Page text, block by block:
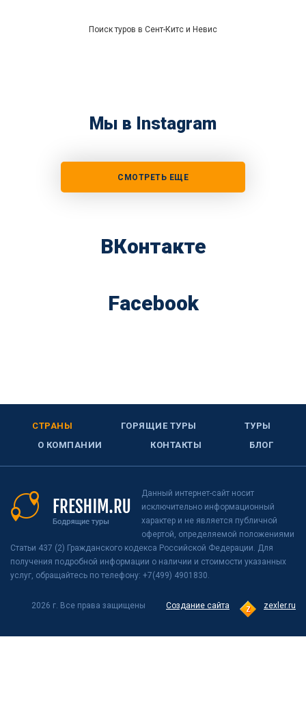
Поиск туров в Сент-Китс и Невис
Мы в Instagram
СМОТРЕТЬ ЕЩЕ
ВКонтакте
Facebook
СТРАНЫ ГОРЯЩИЕ ТУРЫ
ТУРЫ
О КОМПАНИИ
КОНТАКТЫ БЛОГ
Данный интернет-сайт носит
исключительно информационный
характер и не является публичной
офертой, определяемой положениями
Статьи 437 (2) Гражданского кодекса Российской Федерации. Для
получения подробной информации о наличии и стоимости указанных
услуг, обращайтесь по телефону: +7(499) 4901830.
Создание сайта zexler.ru
2026 г. Все права защищены